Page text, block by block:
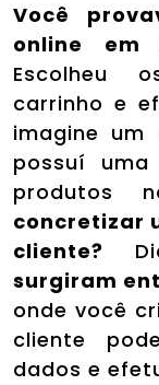
Você
online em
Escolheu
carrinho e
imagine um
possuí
produtos
concretizar
cliente?
surgiram
onde você
cliente
dados e